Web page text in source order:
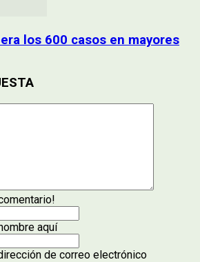
los 600 casos en mayores
aquí
de correo electrónico